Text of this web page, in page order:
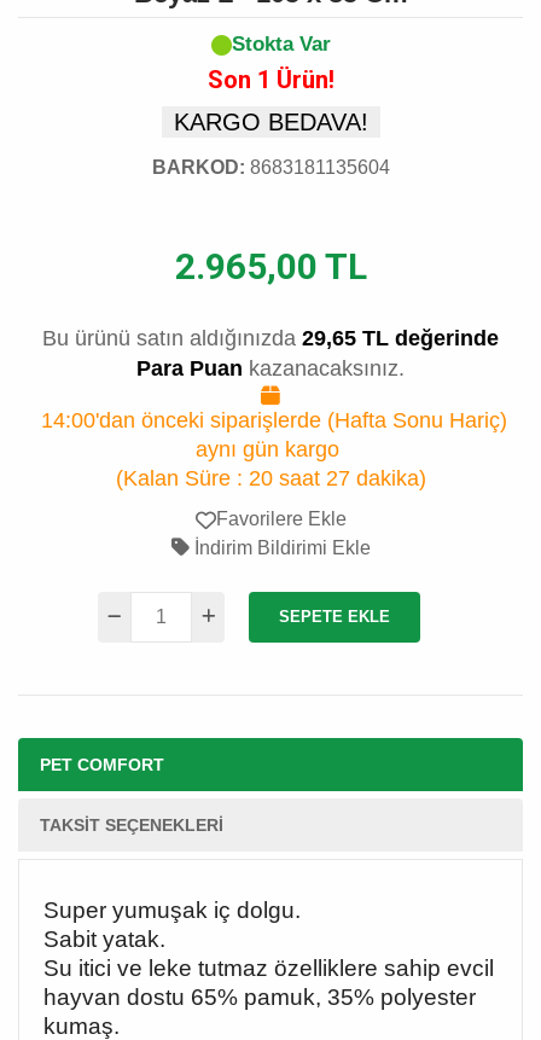
Stokta Var
Son 1 Ürün!
KARGO BEDAVA!
BARKOD: 8683181135604
2.965,00 TL
Bu ürünü satın aldığınızda 29,65 TL değerinde
Para Puan kazanacaksınız.
14:00'dan önceki siparişlerde (Hafta Sonu Hariç)
aynı gün kargo
(Kalan Süre : 20 saat 27 dakika)
Favorilere Ekle
İndirim Bildirimi Ekle
SEPETE EKLE
PET COMFORT
TAKSIT SEÇENEKLERI
Super yumuşak iç dolgu.
Sabit yatak.
Su itici ve leke tutmaz özelliklere sahip evcil
hayvan dostu 65% pamuk, 35% polyester
kumaş.